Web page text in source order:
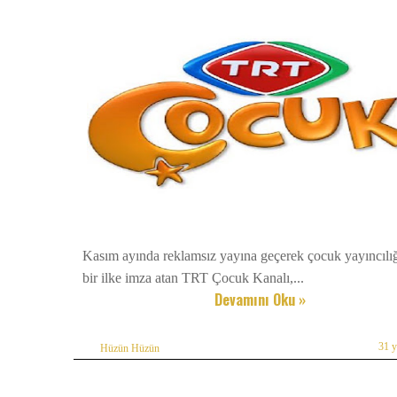
Kasım ayında reklamsız yayına geçerek çocuk
bir ilke imza atan TRT Çocuk Kanalı,...
Devamını Oku »
Hüzün Hüzün 31